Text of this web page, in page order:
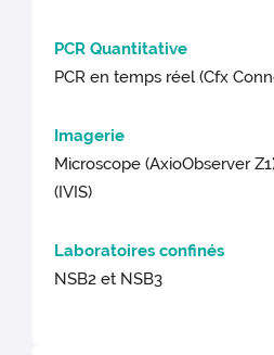
PCR Quantitative
PCR en temps réel (Cfx
Imagerie
Microscope (AxioObserver
(IVIS)
Laboratoires confinés
NSB2 et NSB3